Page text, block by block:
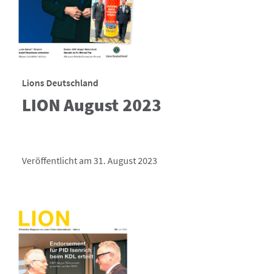
Lions Deutschland
LION August 2023
Veröffentlicht am 31. August 2023